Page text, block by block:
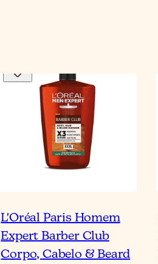
L'Oréal Paris Homem
Expert Barber Club
Corpo, Cabelo & Beard